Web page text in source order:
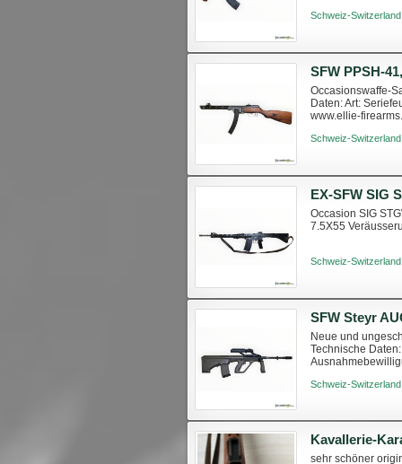
Schweiz-
SFW PPSH-
Occasionswaffe-
Daten: Art:
www.ellie-
Schweiz-
EX-SFW SIG
Occasion SIG
7.5X55
Schweiz-
SFW Steyr
Neue und
Technische
Schweiz-
Kavallerie-
sehr schöner